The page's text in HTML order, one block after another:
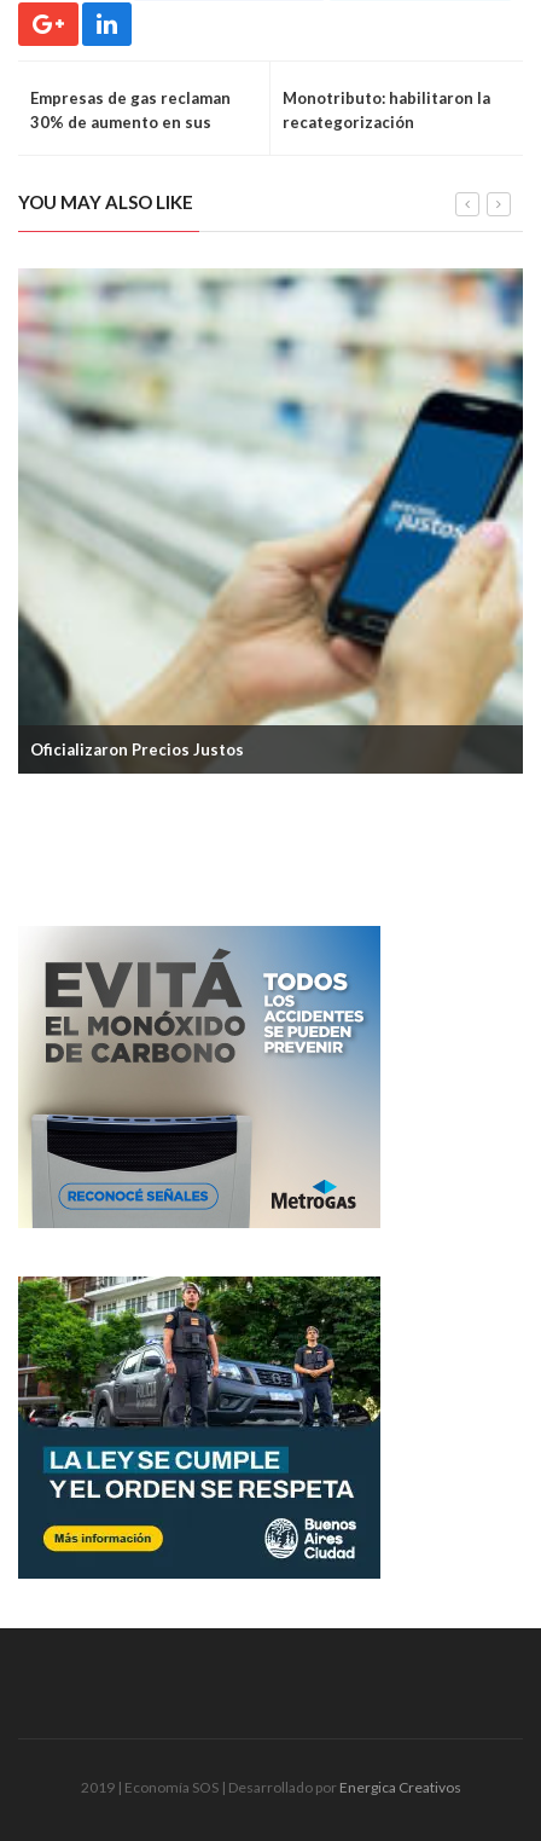
Empresas de gas reclaman
30% de aumento en sus
Monotributo: habilitaron la
recategorización
YOU MAY ALSO LIKE
Oficializaron Precios Justos
2019 | Economía SOS | Desarrollado por Energica Creativos